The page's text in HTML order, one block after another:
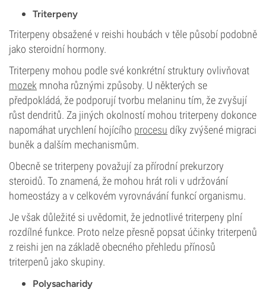
Triterpeny
Triterpeny obsažené v reishi houbách v těle působí podobně
jako steroidní hormony.
Triterpeny mohou podle své konkrétní struktury ovlivňovat
mozek mnoha různými způsoby. U některých se
předpokládá, že podporují tvorbu melaninu tím, že zvyšují
růst dendritů. Za jiných okolností mohou triterpeny dokonce
napomáhat urychlení hojícího procesu díky zvýšené migraci
buněk a dalším mechanismům.
Obecně se triterpeny považují za přírodní prekurzory
steroidů. To znamená, že mohou hrát roli v udržování
homeostázy a v celkovém vyrovnávání funkcí organismu.
Je však důležité si uvědomit, že jednotlivé triterpeny plní
rozdílné funkce. Proto nelze přesně popsat účinky triterpenů
z reishi jen na základě obecného přehledu přínosů
triterpenů jako skupiny.
Polysacharidy